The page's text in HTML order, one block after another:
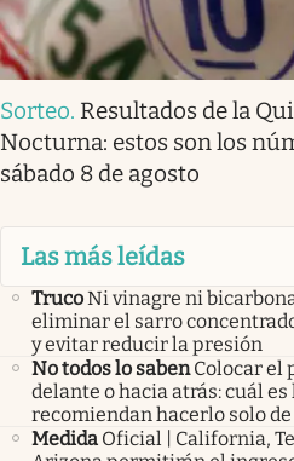
Sorteo. Resultados de la
Nocturna: estos son los
sábado 8 de agosto
Las más leídas
TrucoNi vinagre ni
eliminar el sarro
y evitar reducir la presión
No todos lo saben Colocar el
delante o hacia atrás: cuál
recomiendan hacerlo solo
Medida Oficial | California,